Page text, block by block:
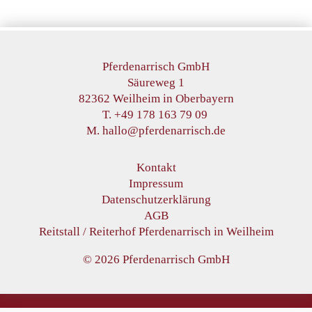
Pferdenarrisch GmbH
Säureweg 1
82362 Weilheim in Oberbayern
T. +49 178 163 79 09
M. hallo@pferdenarrisch.de
Kontakt
Impressum
Datenschutzerklärung
AGB
Reitstall / Reiterhof Pferdenarrisch in Weilheim
© 2026 Pferdenarrisch GmbH